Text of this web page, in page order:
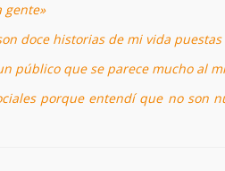
gente»
doce historias de mi vida puestas
público que se parece mucho al
porque entendí que no son